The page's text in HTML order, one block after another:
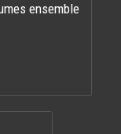
ensemble